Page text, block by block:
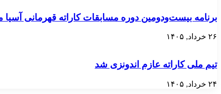
برنامه بیست‌ودومین دوره مسابقات کاراته قهرمانی
۲۶ خرداد, ۱۴۰۵
تیم ملی کاراته عازم اندونزی شد
۲۴ خرداد, ۱۴۰۵